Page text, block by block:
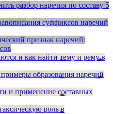
разбор наречия по составу 5
суффиксов наречий
признак наречий:
и как найти тему и рему в
образования наречий
и применение составных
роль в